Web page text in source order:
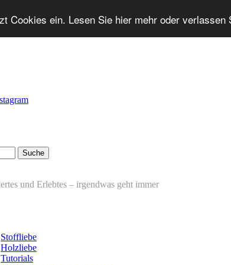
Cookies ein. Lesen Sie hier mehr oder verlassen
und Erlebtes – irgendwas geht immer
Stoffliebe
Holzliebe
Tutorials